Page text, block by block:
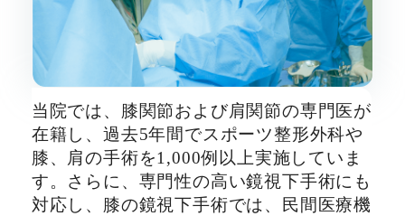
当院では、膝関節および肩関節の専門医が
在籍し、過去5年間でスポーツ整形外科や
膝、肩の手術を1,000例以上実施していま
す。さらに、専門性の高い鏡視下手術にも
対応し、膝の鏡視下手術では、民間医療機